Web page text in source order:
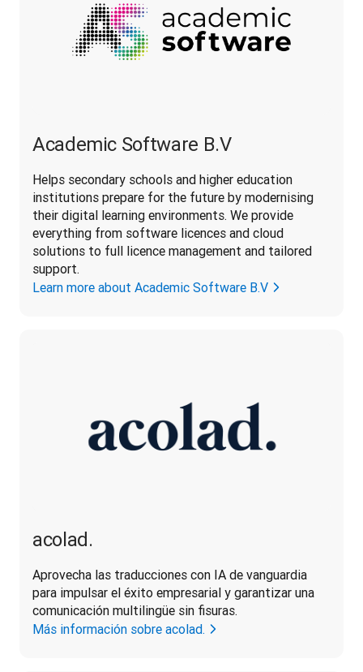
Academic Software B.V
Helps secondary schools and higher education
institutions prepare for the future by modernising
their digital learning environments. We provide
everything from software licences and cloud
solutions to full licence management and tailored
support.
Learn more about Academic Software B.V
acolad.
Aprovecha las traducciones con IA de vanguardia
para impulsar el éxito empresarial y garantizar una
comunicación multilingüe sin fisuras.
Más información sobre acolad.